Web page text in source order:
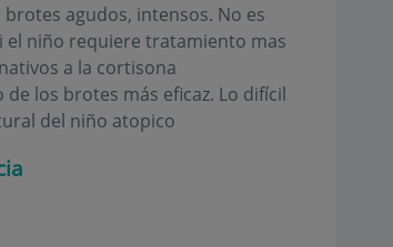
agudos, intensos. No es
el niño requiere tratamiento mas
a la cortisona
los brotes más eficaz. Lo difícil
del niño atopico